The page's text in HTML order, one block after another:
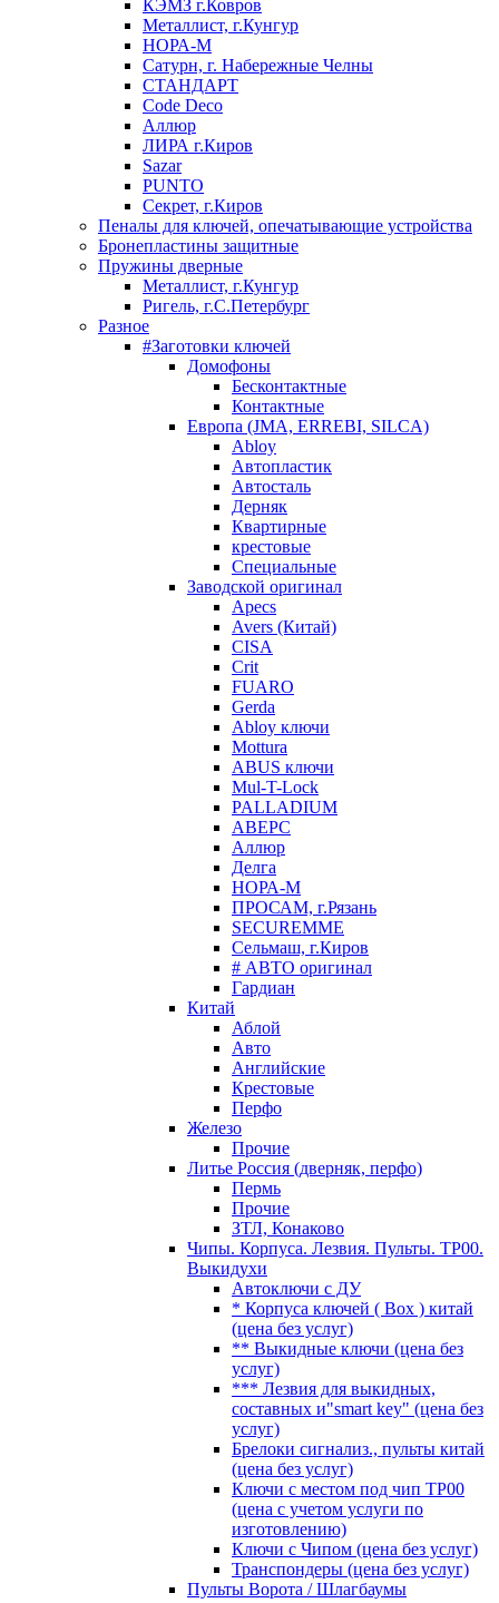
КЭМЗ г.Ковров
Металлист, г.Кунгур
НОРА-М
Сатурн, г. Набережные Челны
СТАНДАРТ
Code Deco
Аллюр
ЛИРА г.Киров
Sazar
PUNTO
Секрет, г.Киров
Пеналы для ключей, опечатывающие устройства
Бронепластины защитные
Пружины дверные
Металлист, г.Кунгур
Ригель, г.С.Петербург
Разное
#Заготовки ключей
Домофоны
Бесконтактные
Контактные
Европа (JMA, ERREBI, SILCA)
Abloy
Автопластик
Автосталь
Дерняк
Квартирные
крестовые
Специальные
Заводской оригинал
Apecs
Avers (Китай)
CISA
Crit
FUARO
Gerda
Abloy ключи
Mottura
ABUS ключи
Mul-T-Lock
PALLADIUM
АВЕРС
Аллюр
Делга
НОРА-М
ПРОСАМ, г.Рязань
SECUREMME
Сельмаш, г.Киров
# АВТО оригинал
Гардиан
Китай
Аблой
Авто
Английские
Крестовые
Перфо
Железо
Прочие
Литье Россия (дверняк, перфо)
Пермь
Прочие
ЗТЛ, Конаково
Чипы. Корпуса. Лезвия. Пульты. TP00.
Выкидухи
Автоключи с ДУ
* Корпуса ключей ( Box ) китай
(цена без услуг)
** Выкидные ключи (цена без
услуг)
*** Лезвия для выкидных,
составных и"smart key" (цена без
услуг)
Брелоки сигнализ., пульты китай
(цена без услуг)
Ключи с местом под чип TP00
(цена с учетом услуги по
изготовлению)
Ключи с Чипом (цена без услуг)
Транспондеры (цена без услуг)
Пульты Ворота / Шлагбаумы